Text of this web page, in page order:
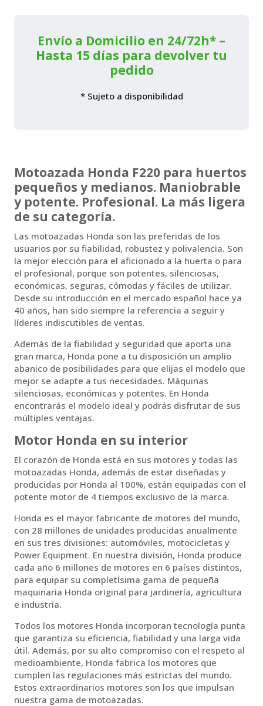
Envío a Domicilio en 24/72h* –
Hasta 15 días para devolver tu
pedido
* Sujeto a disponibilidad
Motoazada Honda F220 para huertos
pequeños y medianos. Maniobrable
y potente. Profesional. La más ligera
de su categoría.
Las motoazadas Honda son las preferidas de los
usuarios por su fiabilidad, robustez y polivalencia. Son
la mejor elección para el aficionado a la huerta o para
el profesional, porque son potentes, silenciosas,
económicas, seguras, cómodas y fáciles de utilizar.
Desde su introducción en el mercado español hace ya
40 años, han sido siempre la referencia a seguir y
líderes indiscutibles de ventas.
Además de la fiabilidad y seguridad que aporta una
gran marca, Honda pone a tu disposición un amplio
abanico de posibilidades para que elijas el modelo que
mejor se adapte a tus necesidades. Máquinas
silenciosas, económicas y potentes. En Honda
encontrarás el modelo ideal y podrás disfrutar de sus
múltiples ventajas.
Motor Honda en su interior
El corazón de Honda está en sus motores y todas las
motoazadas Honda, además de estar diseñadas y
producidas por Honda al 100%, están equipadas con el
potente motor de 4 tiempos exclusivo de la marca.
Honda es el mayor fabricante de motores del mundo,
con 28 millones de unidades producidas anualmente
en sus tres divisiones: automóviles, motocicletas y
Power Equipment. En nuestra división, Honda produce
cada año 6 millones de motores en 6 países distintos,
para equipar su completísima gama de pequeña
maquinaria Honda original para jardinería, agricultura
e industria.
Todos los motores Honda incorporan tecnología punta
que garantiza su eficiencia, fiabilidad y una larga vida
útil. Además, por su alto compromiso con el respeto al
medioambiente, Honda fabrica los motores que
cumplen las regulaciones más estrictas del mundo.
Estos extraordinarios motores son los que impulsan
nuestra gama de motoazadas.